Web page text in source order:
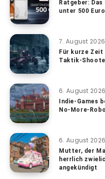
Ratgeber:
unter 500
7. August 2026
Für kurze
Taktik-
6. August 2026
Indie-Games
No-More-
6. August 2026
Mutter, der
herrlich
angekündigt